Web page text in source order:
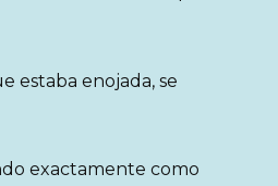
estaba enojada, se
exactamente como